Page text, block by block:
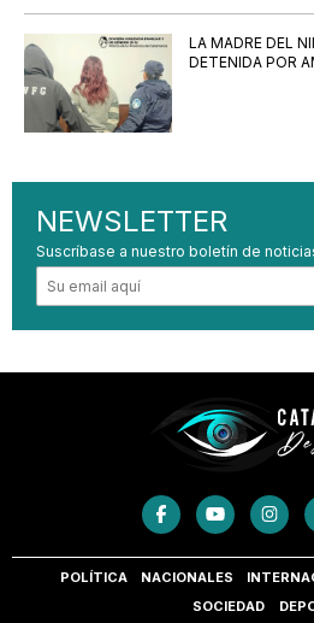
LA MADRE DEL
DETENIDA POR
NEWSLETTER
Suscríbase a nuestro boletín de
POLÍTICA NACIONALES
SOCIEDAD